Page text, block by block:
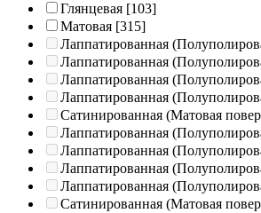
Глянцевая [103]
Матовая [315]
Лаппатированная
Лаппатированная
Лаппатированная
Лаппатированная
Сатинированная (Матовая
Лаппатированная
Лаппатированная
Лаппатированная
Лаппатированная
Сатинированная (Матовая